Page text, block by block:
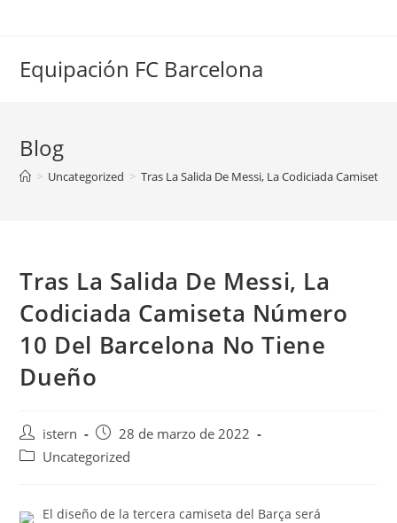
Equipación FC Barcelona
Blog
> Uncategorized > Tras La Salida De Messi, La Codiciada Camiseta
Tras La Salida De Messi, La
Codiciada Camiseta Número
10 Del Barcelona No Tiene
Dueño
Autor
de
istern
Publicación
de
28 de marzo de 2022
Categoría
entrada:
Uncategorized
El diseño de la tercera camiseta del Barça será